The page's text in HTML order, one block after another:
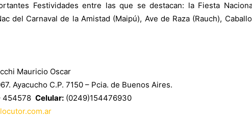
Festividades entre las que se destacan: la Fiesta
del Carnaval de la Amistad (Maipú), Ave de Raza (Rauch),
Mauricio Oscar
Ayacucho C.P. 7150 – Pcia. de Buenos Aires.
454578 Celular: (0249)154476930